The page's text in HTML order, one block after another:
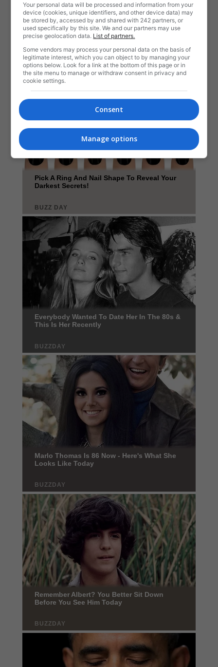
Your personal data will be processed and information from your
device (cookies, unique identifiers, and other device data) may
be stored by, accessed by and shared with 242 partners, or
used specifically by this site. We and our partners may use
precise geolocation data. List of partners.
Some vendors may process your personal data on the basis of
legitimate interest, which you can object to by managing your
options below. Look for a link at the bottom of this page or in
the site menu to manage or withdraw consent in privacy and
cookie settings.
Consent
Manage options